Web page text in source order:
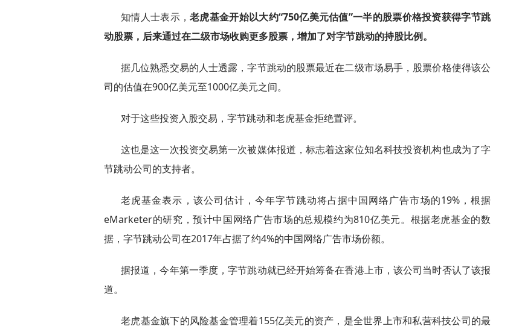
知情人士表示，老虎基金开始以大约“750亿美元估值”一半的股票价格投资获得字节跳
动股票，后来通过在二级市场收购更多股票，增加了对字节跳动的持股比例。
据几位熟悉交易的人士透露，字节跳动的股票最近在二级市场易手，股票价格使得该公
司的估值在900亿美元至1000亿美元之间。
对于这些投资入股交易，字节跳动和老虎基金拒绝置评。
这也是这一次投资交易第一次被媒体报道，标志着这家位知名科技投资机构也成为了字
节跳动公司的支持者。
老虎基金表示，该公司估计，今年字节跳动将占据中国网络广告市场的19%，根据
eMarketer的研究，预计中国网络广告市场的总规模约为810亿美元。根据老虎基金的数
据，字节跳动公司在2017年占据了约4%的中国网络广告市场份额。
据报道，今年第一季度，字节跳动就已经开始筹备在香港上市，该公司当时否认了该报
道。
老虎基金旗下的风险基金管理着155亿美元的资产，是全世界上市和私营科技公司的最